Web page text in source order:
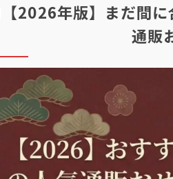
【2026年版】まだ間
通販